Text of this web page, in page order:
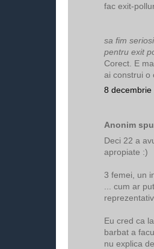
fac exit-
sa fim
pentru exit
Corect. E
ai construi o
8
Anonim
Deci 22 a
apropiate :)
3 femei, un
... cum ar
Eu cred ca
barbat a
nu explica